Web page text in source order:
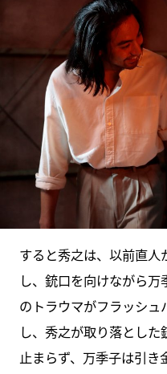
すると秀之は、以前直
し、銃口を向けながら
のトラウマがフラッシ
し、秀之が取り落とし
止まらず、万季子は引き